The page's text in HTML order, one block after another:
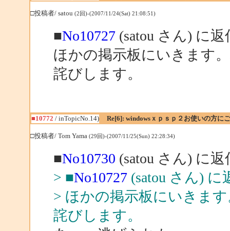
□投稿者/ satou (2回)-(2007/11/24(Sat) 21:08:51)
■No10727(satou さん) に返
ほかの掲示板にいきます
詫びします。
■10772 / inTopicNo.14) Re[6]: windowsｘｐｓｐ２お使いの方に
□投稿者/ Tom Yama (29回)-(2007/11/25(Sun) 22:28:34)
■No10730 (satou さん) に返
> ■No10727(satou さん) に
> ほかの掲示板にいきま
詫びします。